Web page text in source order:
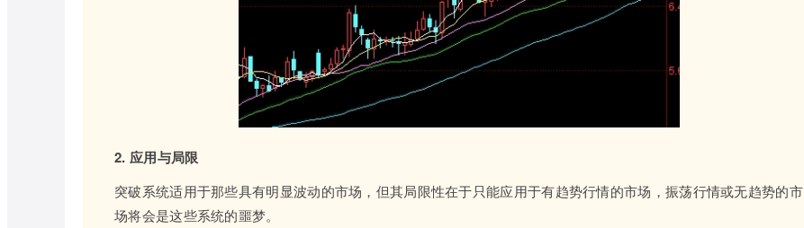
2. 应用与局限
突破系统适用于那些具有明显波动的市场，但其局限性在于只能应用于有趋势行情的市场，振荡行情或无趋势的市
场将会是这些系统的噩梦。